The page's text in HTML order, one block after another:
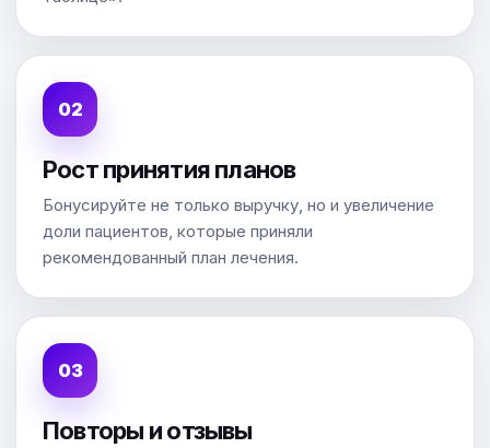
Рост принятия планов
Бонусируйте не только выручку, но и увеличение
доли пациентов, которые приняли
рекомендованный план лечения.
Повторы и отзывы